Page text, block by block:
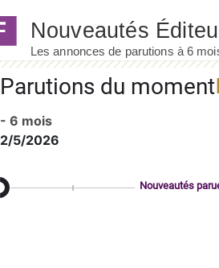
Parutions du moment
- 6 mois
2/5/2026
Nouveautés